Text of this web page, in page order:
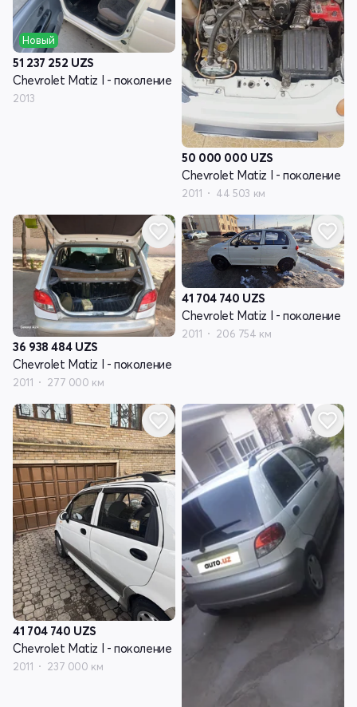
Новый
51 237 252 UZS
Chevrolet Matiz I - поколение
2013
50 000 000 UZS
Chevrolet Matiz I - поколение
2011 44 503 км
36 938 484 UZS
Chevrolet Matiz I - поколение
2011 277 000 км
41 704 740 UZS
Chevrolet Matiz I - поколение
2011 206 754 км
41 704 740 UZS
Chevrolet Matiz I - поколение
2011 237 000 км